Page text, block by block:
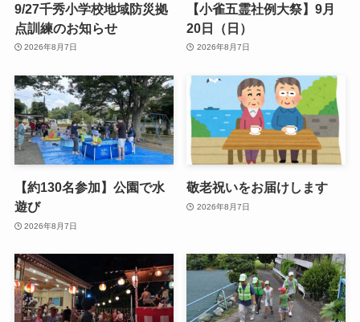
9/27千秀小学校地域防災拠
点訓練のお知らせ
2026年8月7日
【小雀五霊社例大祭】9月
20日（日）
2026年8月7日
【約130名参加】公園で水
遊び
2026年8月7日
敬老祝いをお届けします
2026年8月7日